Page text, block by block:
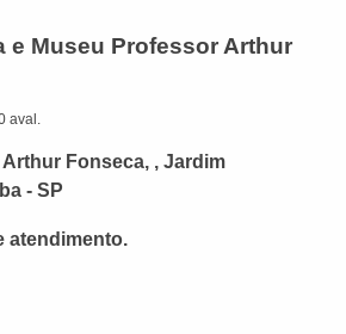
e Museu Professor Arthur
aval.
Fonseca, , Jardim
- SP
atendimento.